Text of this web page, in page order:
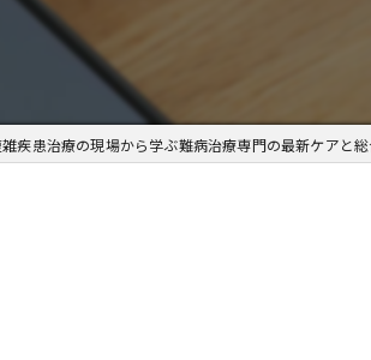
肩こり
疾患治療の現場から学ぶ難病治療専門の最新ケアと